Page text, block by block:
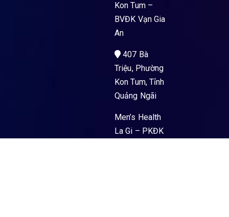
Kon Tum –
BVĐK Vạn Gia
An
407 Bà
Triệu, Phường
Kon Tum, Tỉnh
Quảng Ngãi
Men’s Health
La Gi – PKĐK